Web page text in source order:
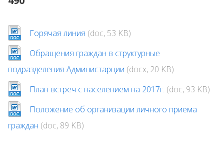
Лента новостей
Архив
Служба по контракту в ВС РФ
Поисковые работы
Горячая линия (doc, 53 KB)
Обращения граждан в структурные
подразделения Администарции (docx, 20 KB)
План встреч с населением на 2017г. (doc, 93 KB)
Положение об организации личного приема
граждан (doc, 89 KB)